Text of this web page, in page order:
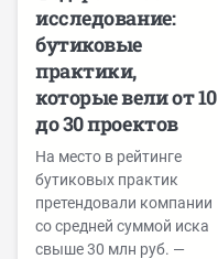
исследование:
бутиковые
практики,
которые вели от 10
до 30 проектов
На место в рейтинге
бутиковых практик
претендовали компании
со средней суммой иска
свыше 30 млн руб. —